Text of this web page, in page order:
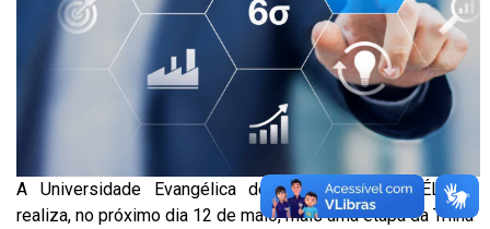
A Universidade Evangélica de Goiás (UniEVANGÉLICA)
realiza, no próximo dia 12 de maio, mais uma etapa da Trilha